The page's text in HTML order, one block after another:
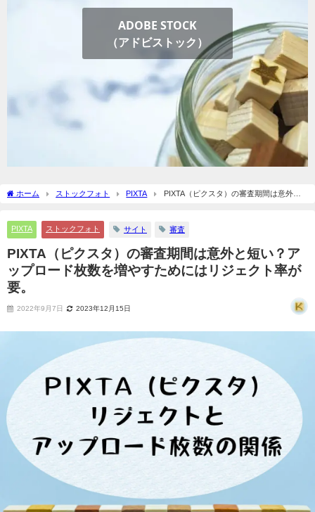
ADOBE STOCK
（アドビストック）
ホーム ストックフォト PIXTA
PIXTA（ピクスタ）の審査期間は意外と
PIXTA ストックフォト サイト 審査
PIXTA（ピクスタ）の審査期間は意外と短い？ア
ップロード枚数を増やすためにはリジェクト率が
要。
2022年9月7日 2023年12月15日